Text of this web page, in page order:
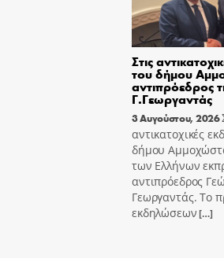
Στις
του δήμου
αντιπρόεδρος
Γ.Γεωργαντάς
3 Αυγούστου, 2026
αντικατοχικές
δήμου
των Ελλήνων
αντιπρόεδρος
Γεωργαντάς. Το
εκδηλώσεων[…]